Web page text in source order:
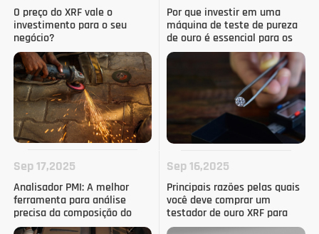
O preço do XRF vale o
investimento para o seu
negócio?
Por que investir em uma
máquina de teste de pureza
de ouro é essencial para os
comerciantes de sucata
Sep 17,2025
Analisador PMI: A melhor
ferramenta para análise
precisa da composição do
metal
Sep 16,2025
Principais razões pelas quais
você deve comprar um
testador de ouro XRF para
venda